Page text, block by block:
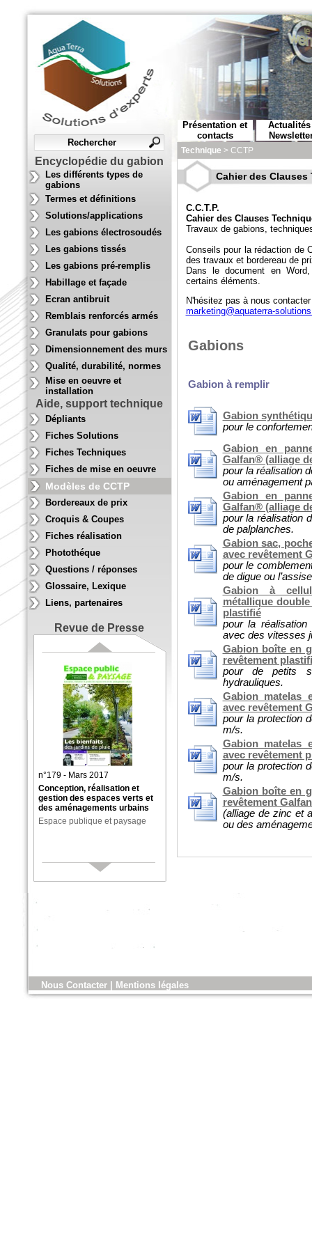
Encyclopédie du gabion
Les différents types de
gabions
Termes et définitions
Solutions/applications
Les gabions électrosoudés
Les gabions tissés
Les gabions pré-remplis
Habillage et façade
Ecran antibruit
Remblais renforcés armés
Granulats pour gabions
Dimensionnement des murs
Qualité, durabilité, normes
Mise en oeuvre et
installation
Aide, support technique
Dépliants
Fiches Solutions
Fiches Techniques
Fiches de mise en oeuvre
Modèles de CCTP
Bordereaux de prix
Croquis & Coupes
Fiches réalisation
Photothéque
Questions / réponses
Glossaire, Lexique
Liens, partenaires
Revue de Presse
n°179 - Mars 2017
Conception, réalisation et
gestion des espaces verts et
des aménagements urbains
Espace publique et paysage
n°179 - Mars 2017
Conception, réalisation et
Présentation et
contacts
Actualités
Technique > CCTP
Cahier des
C.C.T.P.
Cahier des Clauses
Travaux de gabions,
Conseils pour la rédaction de
des travaux et bordereau de
Dans le document en
certains éléments.
N'hésitez pas à nous
marketing@aquaterra-
Gabions
Gabion à remplir
Gabion
pour le
Gabion en
Galfan® (alliage
pour la réalisation
ou aménagement
Gabion en
Galfan® (alliage
pour la réalisation
de palplanches.
Gabion sac,
avec revêtement
pour le
de digue ou
Gabion à
métallique
plastifié
pour la
avec des vitesses
Gabion boîte en
revêtement
pour de petits
hydrauliques.
Gabion matelas
avec revêtement
pour la protection
m/s.
Gabion matelas
avec revêtement
pour la protection
m/s.
Gabion boîte en
revêtement
(alliage de zinc et
ou des
Nous Contacter Mentions légales